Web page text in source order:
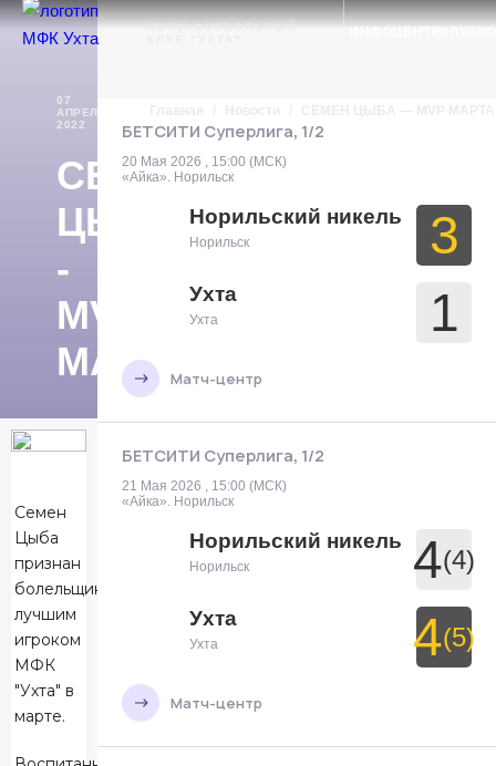
Ухта
МИНИ-ФУТБОЛЬНЫЙ
07
АПРЕЛЯ
2022
СЕМЕН
ЦЫБА
-
MVP
МАРТА
Семен
Цыба
признан
болельщиками
лучшим
игроком
МФК
"Ухта" в
марте.
БЕТСИТИ Суперлига, 1/2
20 Мая 2026 , 15:00 (МСК)
«Айка». Норильск
Норильский никель
Норильск 3
Ухта
Ухта 1
Матч-центр
БЕТСИТИ Суперлига, 1/2
21 Мая 2026 , 15:00 (МСК)
«Айка». Норильск
Норильский никель
Норильск 4(4)
Ухта
Ухта 4(5)
Матч-центр